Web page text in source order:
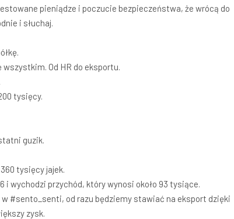
pieniądze i poczucie bezpieczeństwa, że wrócą do
i słuchaj.
Od HR do eksportu.
tysięcy.
guzik.
tysięcy jajek.
wychodzi przychód, który wynosi około 93 tysiące.
#sento_senti, od razu będziemy stawiać na eksport dzięki
zysk.